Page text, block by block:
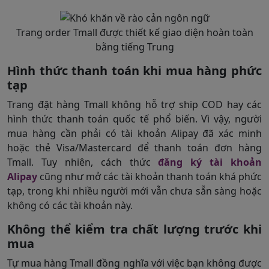
Trang order Tmall được thiết kế giao diện hoàn toàn
bằng tiếng Trung
Hình thức thanh toán khi mua hàng phức
tạp
Trang đặt hàng Tmall không hỗ trợ ship COD hay các
hình thức thanh toán quốc tế phổ biến. Vì vậy, người
mua hàng cần phải có tài khoản Alipay đã xác minh
hoặc thẻ Visa/Mastercard để thanh toán đơn hàng
Tmall. Tuy nhiên, cách thứcđăng ký tài khoản
Alipay cũng như mở các tài khoản thanh toán khá phức
tạp, trong khi nhiều người mới vẫn chưa sẵn sàng hoặc
không có các tài khoản này.
Không thể kiểm tra chất lượng trước khi
mua
Tự mua hàng Tmall đồng nghĩa với việc bạn không được